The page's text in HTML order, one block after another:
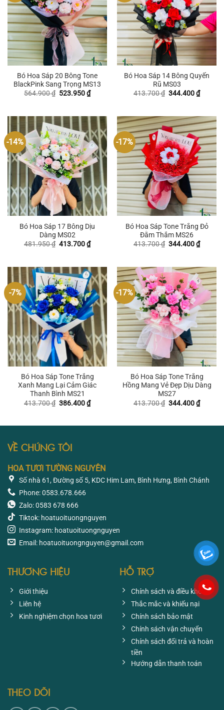
Bó Hoa Sáp 20 Bông Tone
BlackPink Sang Trọng MS13
564.900₫ Giá
523.950₫Giá
hiện
523.950 ₫.
Bó Hoa Sáp 14 Bông Quyến
Rũ MS03
413.700₫ Giá
344.400₫Giá
hiện
-14%
Bó Hoa Sáp 17 Bông Dịu
Dàng MS02
481.950₫ Giá
413.700₫Giá
hiện
413.700 ₫.
-17%
Bó Hoa Sáp Tone Trắng Đỏ
Đằm Thắm MS26
413.700₫ Giá
344.400₫Giá
hiện
-7%
Bó Hoa Sáp Tone Trắng
Xanh Mang Lại Cảm Giác
Thanh Bình MS21
413.700₫ Giá
386.400₫Giá
hiện
-17%
Bó Hoa Sáp Tone Trắng
Hồng Mang Vẻ Đẹp Dịu Dàng
MS27
413.700₫ Giá
344.400₫Giá
hiện
VỀ CHÚNG TÔI
HOA TƯƠI TƯỜNG NGUYÊN
Số nhà 61, Đường số 5, KDC Him Lam, Bình Hưng, Bình Chánh
Phone: 0583.678.666
Zalo: 0583 678 666
Tiktok: hoatuoituongnguyen
Instagram: hoatuoituongnguyen
Email: hoatuoituongnguyen@gmail.com
THƯƠNG HIỆU
Giới thiệu
Liên hệ
Kinh nghiệm chọn hoa tươi
HỖ TRỢ
Chính sách và điều khoản
Thắc mắc và khiếu nại
Chính sách bảo mật
Chính sách vận chuyển
Chính sách đổi trả và hoàn
tiền
Hướng dẫn thanh toán
THEO DÕI